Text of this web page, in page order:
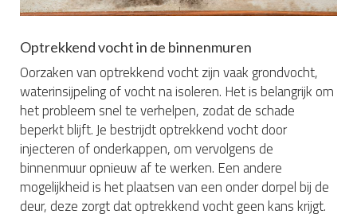
Optrekkend vocht in de binnenmuren
Oorzaken van optrekkend vocht zijn vaak grondvocht,
waterinsijpeling of vocht na isoleren. Het is belangrijk om
het probleem snel te verhelpen, zodat de schade
beperkt blijft. Je bestrijdt optrekkend vocht door
injecteren of onderkappen, om vervolgens de
binnenmuur opnieuw af te werken. Een andere
mogelijkheid is het plaatsen van een onder dorpel bij de
deur, deze zorgt dat optrekkend vocht geen kans krijgt.